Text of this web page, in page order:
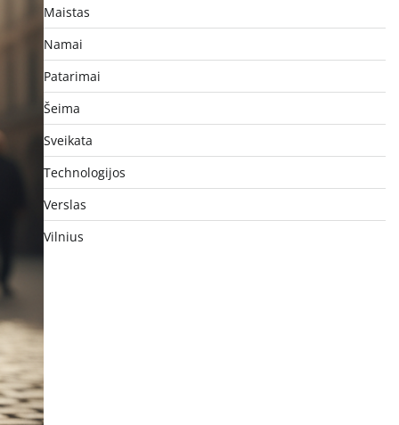
Maistas
Namai
Patarimai
Šeima
Sveikata
Technologijos
Verslas
Vilnius